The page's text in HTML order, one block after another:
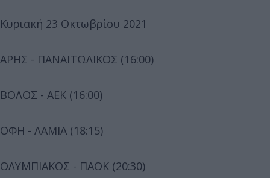
Κυριακή 23 Οκτωβρίου 2021
ΑΡΗΣ - ΠΑΝΑΙΤΩΛΙΚΟΣ (16:00)
ΒΟΛΟΣ - ΑΕΚ (16:00)
ΟΦΗ - ΛΑΜΙΑ (18:15)
ΟΛΥΜΠΙΑΚΟΣ - ΠΑΟΚ (20:30)